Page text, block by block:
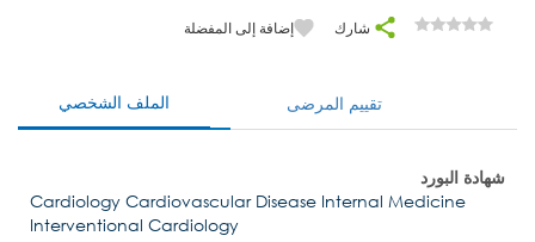
شارك إضافة إلى المفضلة
الملف الشخصي تقييم المرضى
شهادة البورد
Cardiology Cardiovascular Disease Internal Medicine
Interventional Cardiology